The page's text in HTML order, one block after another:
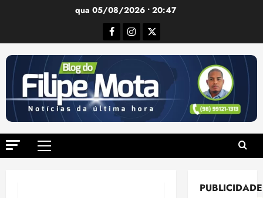
qua 05/08/2026 • 20:47
Facebook
Instagram
Twitter
Menu
PUBLICIDADE